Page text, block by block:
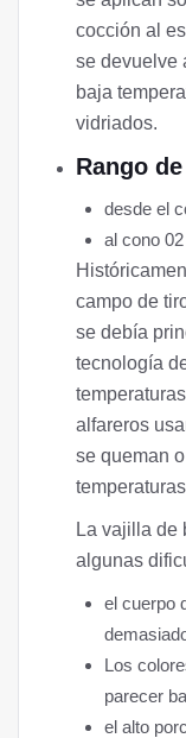
cocción al
se devuelve
baja
vidriados.
Rango
desde el
al cono
campo de
se debía
tecnología
alfareros
se queman
La vajilla de
algunas
el cuerpo
Los
parecer
el alto